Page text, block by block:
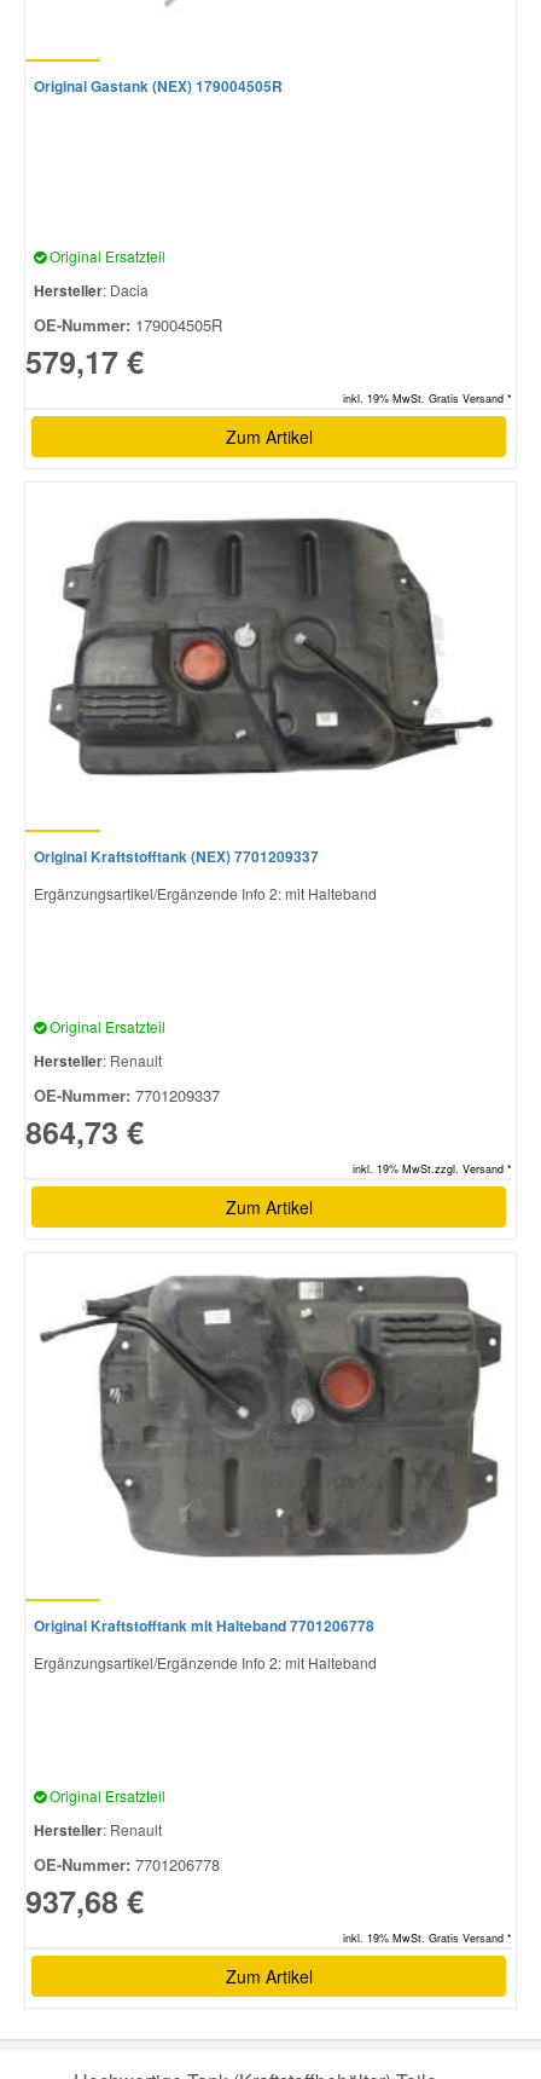
Original Gastank (NEX) 179004505R
Original Ersatzteil
Hersteller: Dacia
OE-Nummer: 179004505R
579,17 €
inkl. 19% MwSt. Gratis Versand *
Zum Artikel
Original Kraftstofftank (NEX) 7701209337
Ergänzungsartikel/Ergänzende Info 2: mit Halteband
Original Ersatzteil
Hersteller: Renault
OE-Nummer: 7701209337
864,73 €
inkl. 19% MwSt.zzgl. Versand *
Zum Artikel
Original Kraftstofftank mit Halteband 7701206778
Ergänzungsartikel/Ergänzende Info 2: mit Halteband
Original Ersatzteil
Hersteller: Renault
OE-Nummer: 7701206778
937,68 €
inkl. 19% MwSt. Gratis Versand *
Zum Artikel